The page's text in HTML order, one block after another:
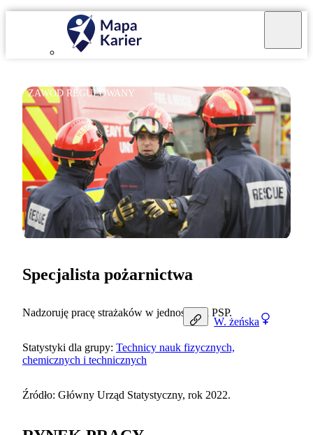
ZAWÓD REGULOWANY
W. żeńska
Specjalista pożarnictwa
Nadzoruję pracę strażaków w jednostkach PSP.
Statystyki dla grupy: Technicy nauk fizycznych,
chemicznych i technicznych
Źródło: Główny Urząd Statystyczny, rok 2022.